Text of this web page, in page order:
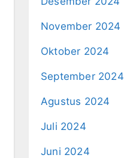
November 2024
Oktober 2024
September 2024
Agustus 2024
Juli 2024
Juni 2024